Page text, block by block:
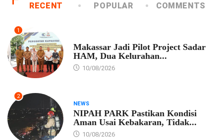
RECENT POPULAR COMMENTS
1
Makassar Jadi Pilot Project Sadar
HAM, Dua Kelurahan...
10/08/2026
2
NEWS
NIPAH PARK Pastikan Kondisi
Aman Usai Kebakaran, Tidak...
10/08/2026